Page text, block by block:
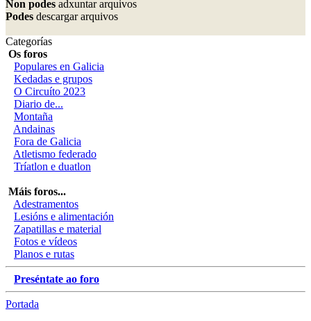
Non podes adxuntar arquivos
Podes descargar arquivos
Categorías
Os foros
Populares en Galicia
Kedadas e grupos
O Circuíto 2023
Diario de...
Montaña
Andainas
Fora de Galicia
Atletismo federado
Tríatlon e duatlon
Máis foros...
Adestramentos
Lesións e alimentación
Zapatillas e material
Fotos e vídeos
Planos e rutas
Preséntate ao foro
Portada